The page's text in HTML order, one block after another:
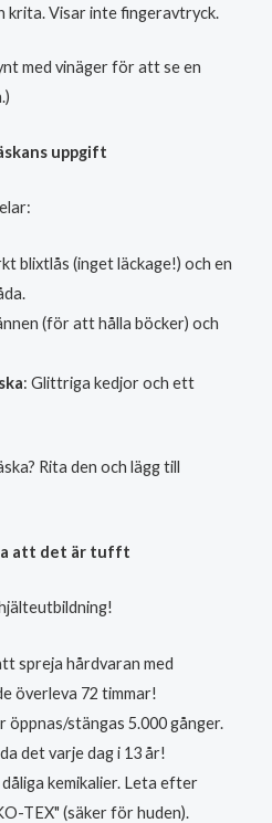
krita. Visar inte fingeravtryck.
med vinäger för att se en
uppgift
blixtlås (inget läckage!) och en
(för att hålla böcker) och
: Glittriga kedjor och ett
Rita den och lägg till
att det är tufft
spreja hårdvaran med
överleva 72 timmar!
öppnas/stängas 5.000 gånger.
det varje dag i 13 år!
dåliga kemikalier. Leta efter
TEX" (säker för huden).